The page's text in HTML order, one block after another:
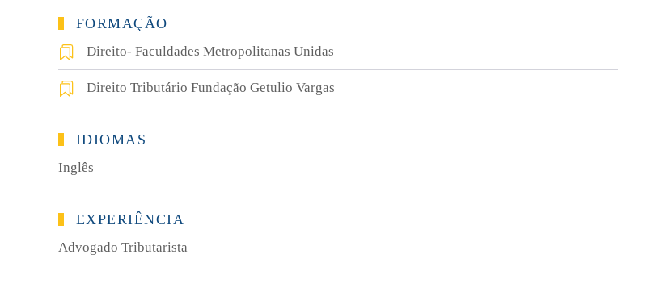
FORMAÇÃO
Direito- Faculdades Metropolitanas Unidas
Direito Tributário Fundação Getulio Vargas
IDIOMAS
Inglês
EXPERIÊNCIA
Advogado Tributarista